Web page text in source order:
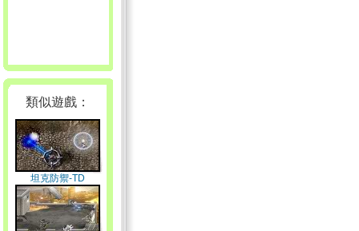
類似遊戲：
坦克防禦-TD